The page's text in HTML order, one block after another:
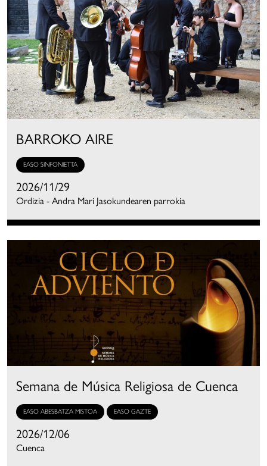
BARROKO AIRE
EASO SINFONIETTA
2026/11/29
Ordizia - Andra Mari Jasokundearen parrokia
Semana de Música Religiosa de Cuenca
EASO ABESBATZA MISTOA EASO GAZTE
2026/12/06
Cuenca